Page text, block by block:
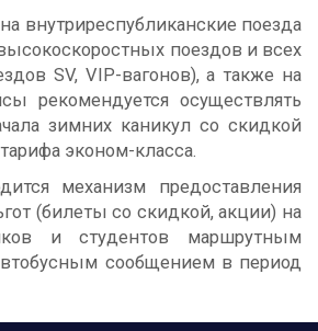
внутриреспубликанские поезда
поездов и всех
SV, VIP-вагонов), а также на
рекомендуется осуществлять
зимних каникул со скидкой
эконом-класса.
механизм предоставления
(билеты со скидкой, акции) на
и студентов маршрутным
сообщением в период